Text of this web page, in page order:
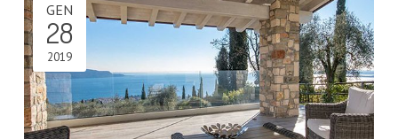
GEN
28
2019